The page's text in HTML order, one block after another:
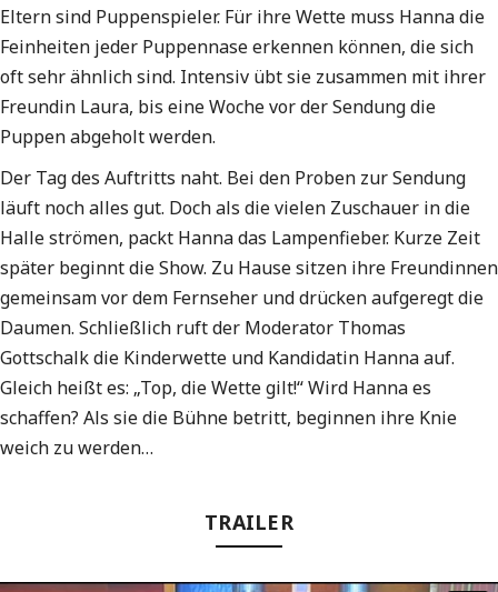
Eltern sind Puppenspieler. Für ihre Wette muss Hanna die
Feinheiten jeder Puppennase erkennen können, die sich
oft sehr ähnlich sind. Intensiv übt sie zusammen mit ihrer
Freundin Laura, bis eine Woche vor der Sendung die
Puppen abgeholt werden.
Der Tag des Auftritts naht. Bei den Proben zur Sendung
läuft noch alles gut. Doch als die vielen Zuschauer in die
Halle strömen, packt Hanna das Lampenfieber. Kurze Zeit
später beginnt die Show. Zu Hause sitzen ihre Freundinnen
gemeinsam vor dem Fernseher und drücken aufgeregt die
Daumen. Schließlich ruft der Moderator Thomas
Gottschalk die Kinderwette und Kandidatin Hanna auf.
Gleich heißt es: „Top, die Wette gilt!“ Wird Hanna es
schaffen? Als sie die Bühne betritt, beginnen ihre Knie
weich zu werden…
TRAILER